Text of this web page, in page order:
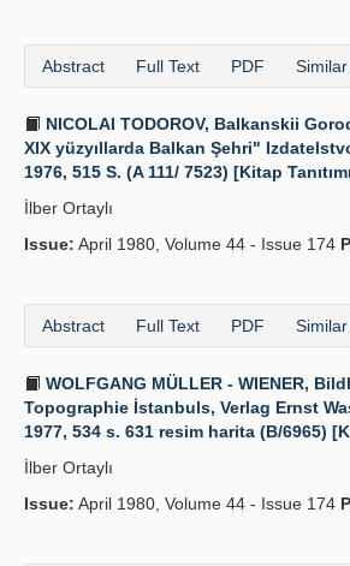
Abstract Full Text PDF
NICOLAI TODOROV, Balkanskii
XIX yüzyıllarda Balkan Şehri"
1976, 515 S. (A 111/ 7523) [Kitap
İlber Ortaylı
Issue: April 1980, Volume 44 - Issue 174
Abstract Full Text PDF
WOLFGANG MÜLLER - WIENER,
Topographie İstanbuls, Verlag Ernst
1977, 534 s. 631 resim harita (B/6965)
İlber Ortaylı
Issue: April 1980, Volume 44 - Issue 174